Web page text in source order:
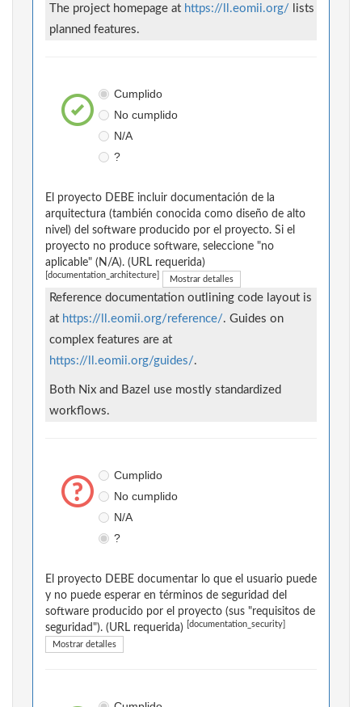
The project homepage at https://ll.eomii.org/ lists
planned features.
Cumplido
No cumplido
N/A
?
El proyecto DEBE incluir documentación de la
arquitectura (también conocida como diseño de alto
nivel) del software producido por el proyecto. Si el
proyecto no produce software, seleccione "no
aplicable" (N/A). (URL requerida)
[documentation_architecture] Mostrar detalles
Reference documentation outlining code layout is
at https://ll.eomii.org/reference/. Guides on
complex features are at
https://ll.eomii.org/guides/.
Both Nix and Bazel use mostly standardized
workflows.
Cumplido
No cumplido
N/A
?
El proyecto DEBE documentar lo que el usuario puede
y no puede esperar en términos de seguridad del
software producido por el proyecto (sus "requisitos de
seguridad"). (URL requerida)
[documentation_security]
Mostrar detalles